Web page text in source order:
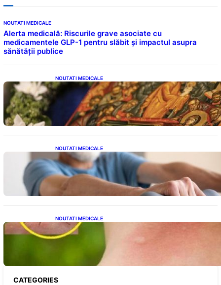
NOUTATI MEDICALE
Alerta medicală: Riscurile grave asociate cu
medicamentele GLP-1 pentru slăbit și impactul asupra
sănătății publice
NOUTATI MEDICALE
Postul Adormirii Maicii Domnului: Tradiții,
Superstiții și Implicații Spiritualitate în 2026
NOUTATI MEDICALE
Îmbunătățirea sănătății cardiovasculare:
Patru exerciții simple pentru reducerea
tensiunii arteriale la domiciliu
NOUTATI MEDICALE
Cum bacteriile pielii influențează atracția
țânțarilor: O nouă viziune asupra alegerii
CATEGORIES